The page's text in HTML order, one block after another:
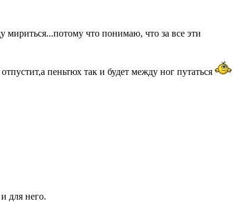
мириться...потому что понимаю, что за все эти
пеньтюх так и будет между ног путаться
для него.